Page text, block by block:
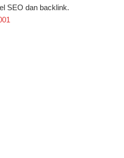
SEO dan backlink.